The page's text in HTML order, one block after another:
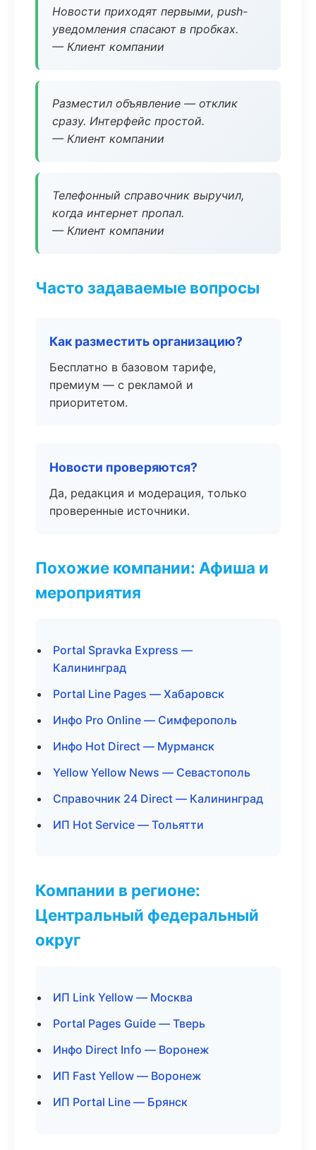
Новости приходят первыми, push-
уведомления спасают в пробках.
— Клиент компании
Разместил объявление — отклик
сразу. Интерфейс простой.
— Клиент компании
Телефонный справочник выручил,
когда интернет пропал.
— Клиент компании
Часто задаваемые вопросы
Как разместить организацию?
Бесплатно в базовом тарифе,
премиум — с рекламой и
приоритетом.
Новости проверяются?
Да, редакция и модерация, только
проверенные источники.
Похожие компании: Афиша и
мероприятия
Portal Spravka Express —
Калининград
Portal Line Pages — Хабаровск
Инфо Pro Online — Симферополь
Инфо Hot Direct — Мурманск
Yellow Yellow News — Севастополь
Справочник 24 Direct — Калининград
ИП Hot Service — Тольятти
Компании в регионе:
Центральный федеральный
округ
ИП Link Yellow — Москва
Portal Pages Guide — Тверь
Инфо Direct Info — Воронеж
ИП Fast Yellow — Воронеж
ИП Portal Line — Брянск